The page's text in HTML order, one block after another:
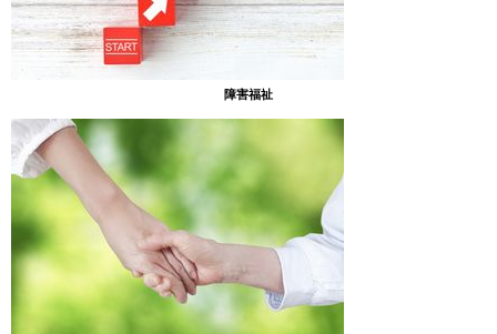
［あったまぁる和戸］
可愛いお化け作ったよ！
障害福祉